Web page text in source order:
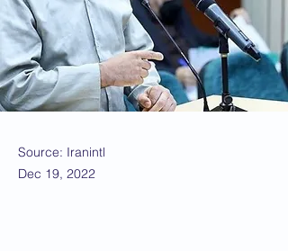
Source: Iranintl
Dec 19, 2022